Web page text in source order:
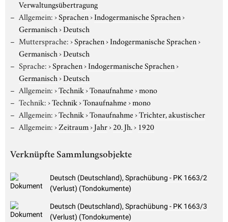
Verwaltungsübertragung
Allgemein:›Sprachen›Indogermanische Sprachen›
Germanisch›Deutsch
Muttersprache:›Sprachen›Indogermanische Sprachen›
Germanisch›Deutsch
Sprache:›Sprachen›Indogermanische Sprachen›
Germanisch›Deutsch
Allgemein:›Technik›Tonaufnahme›mono
Technik:›Technik›Tonaufnahme›mono
Allgemein:›Technik›Tonaufnahme›Trichter, akustischer
Allgemein:›Zeitraum›Jahr›20. Jh.› 1920
Verknüpfte Sammlungsobjekte
Deutsch (Deutschland), Sprachübung - PK 1663/2
(Verlust) (Tondokumente)
Deutsch (Deutschland), Sprachübung - PK 1663/3
(Verlust) (Tondokumente)